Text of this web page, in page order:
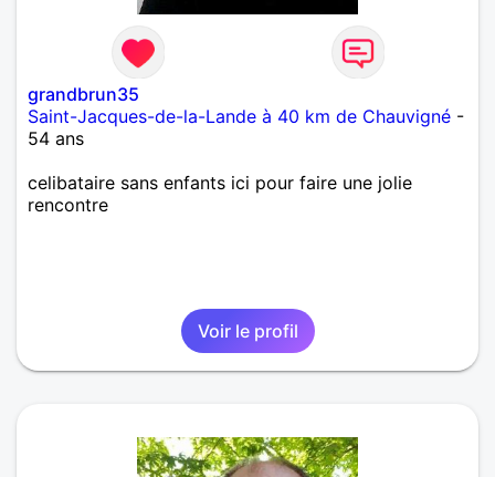
grandbrun35
Saint-Jacques-de-la-Lande à 40 km de Chauvigné -
54 ans
celibataire sans enfants ici pour faire une jolie
rencontre
Voir le profil